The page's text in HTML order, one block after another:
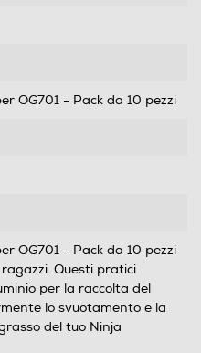
OG701 - Pack da 10 pezzi
OG701 - Pack da 10 pezzi
Questi pratici
per la raccolta del
lo svuotamento e la
del tuo Ninja